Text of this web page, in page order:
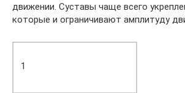
движении. Суставы чаще всего
которые и ограничивают амплитуду
1